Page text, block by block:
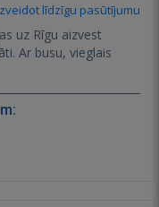
līdzīgu pasūtījumu
uz Rīgu aizvest